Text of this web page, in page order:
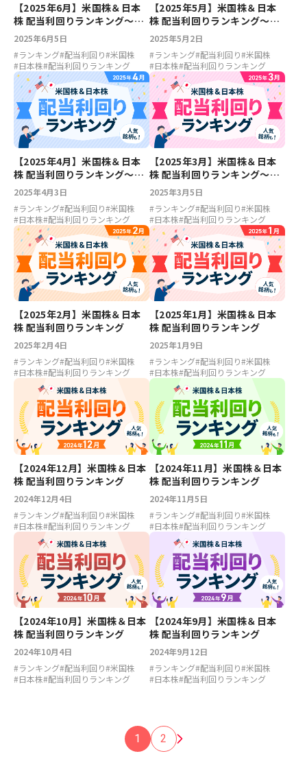
【2025年6月】米国株＆日本
株 配当利回りランキング～フ
ァイザー7.27％、アルトリア
6.89％、川崎汽船5.51％、王
子HD5.17％
2025年6月5日
#ランキング#配当利回り#米国株
#日本株#配当利回りランキング
【2025年5月】米国株＆日本
株 配当利回りランキング～フ
ァイザー7.03％、アルトリア
7.06％、日本郵船6.71％、マ
ツダ6.39％
2025年5月2日
#ランキング#配当利回り#米国株
#日本株#配当利回りランキング
【2025年4月】米国株＆日本
株 配当利回りランキング～ア
ルトリア7.09％、ベライゾン
6.03％、日本郵船6.31％、小
野薬品5.19％
2025年4月3日
#ランキング#配当利回り#米国株
#日本株#配当利回りランキング
【2025年3月】米国株＆日本
株 配当利回りランキング～ア
ルトリア7.27％、ベライゾン
6.24％、商船三井6.05％、神
戸製鋼所5.5％
2025年3月5日
#ランキング#配当利回り#米国株
#日本株#配当利回りランキング
【2025年2月】米国株＆日本
株 配当利回りランキング
2025年2月4日
#ランキング#配当利回り#米国株
#日本株#配当利回りランキング
【2025年1月】米国株＆日本
株 配当利回りランキング
2025年1月9日
#ランキング#配当利回り#米国株
#日本株#配当利回りランキング
【2024年12月】米国株＆日本
株 配当利回りランキング
2024年12月4日
#ランキング#配当利回り#米国株
#日本株#配当利回りランキング
【2024年11月】米国株＆日本
株 配当利回りランキング
2024年11月5日
#ランキング#配当利回り#米国株
#日本株#配当利回りランキング
【2024年10月】米国株＆日本
株 配当利回りランキング
2024年10月4日
#ランキング#配当利回り#米国株
#日本株#配当利回りランキング
【2024年9月】米国株＆日本
株 配当利回りランキング
2024年9月12日
#ランキング#配当利回り#米国株
#日本株#配当利回りランキング
1 2